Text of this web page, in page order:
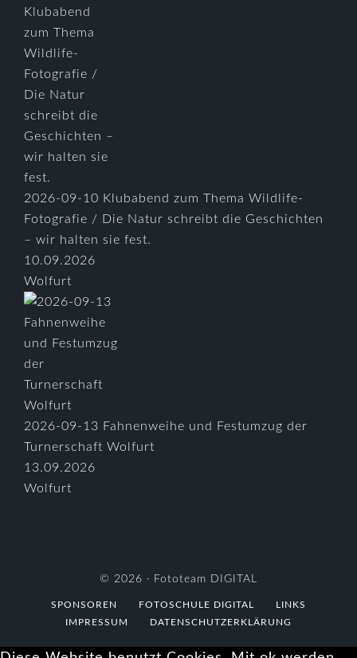
2026-09-10 Klubabend zum Thema Wildlife-
Fotografie / Die Natur schreibt die Geschichten
– wir halten sie fest.
10.09.2026
Wolfurt
2026-09-13 Fahnenweihe und Festumzug der
Turnerschaft Wolfurt
13.09.2026
Wolfurt
© 2026 · Fototeam DIGITAL
SPONSOREN FOTOSCHULE DIGITAL
LINKS
IMPRESSUM
DATENSCHUTZERKLÄRUNG